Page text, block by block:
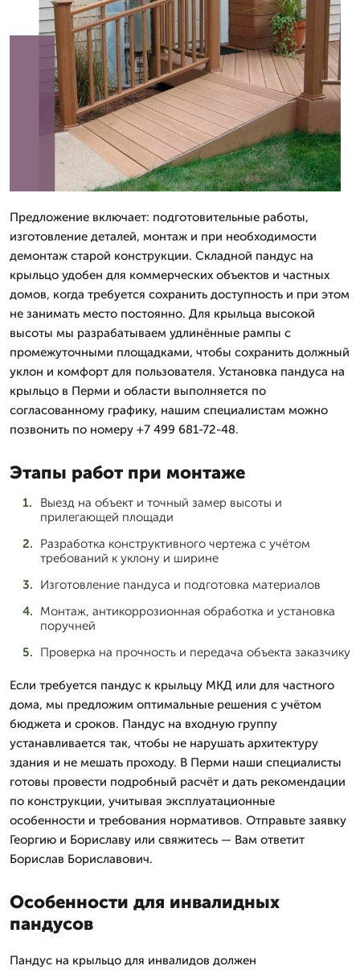
Предложение включает: подготовительные работы,
изготовление деталей, монтаж и при необходимости
демонтаж старой конструкции. Складной пандус на
крыльцо удобен для коммерческих объектов и частных
домов, когда требуется сохранить доступность и при этом
не занимать место постоянно. Для крыльца высокой
высоты мы разрабатываем удлинённые рампы с
промежуточными площадками, чтобы сохранить должный
уклон и комфорт для пользователя. Установка пандуса на
крыльцо в Перми и области выполняется по
согласованному графику, нашим специалистам можно
позвонить по номеру +7 499 681-72-48.
Этапы работ при монтаже
Выезд на объект и точный замер высоты и
прилегающей площади
Разработка конструктивного чертежа с учётом
требований к уклону и ширине
Изготовление пандуса и подготовка материалов
Монтаж, антикоррозионная обработка и установка
поручней
Проверка на прочность и передача объекта заказчику
Если требуется пандус к крыльцу МКД или для частного
дома, мы предложим оптимальные решения с учётом
бюджета и сроков. Пандус на входную группу
устанавливается так, чтобы не нарушать архитектуру
здания и не мешать проходу. В Перми наши специалисты
готовы провести подробный расчёт и дать рекомендации
по конструкции, учитывая эксплуатационные
особенности и требования нормативов. Отправьте заявку
Георгию и Бориславу или свяжитесь — Вам ответит
Борислав Бориславович.
Особенности для инвалидных
пандусов
Пандус на крыльцо для инвалидов должен